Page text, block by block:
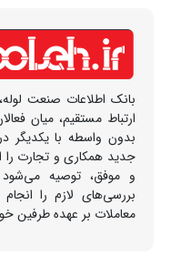
بانک اطلاعات صنعت
ارتباط مستقیم، میان
بدون واسطه با یکدیگر
جدید همکاری و تجارت را
و موفق، توصیه می‌شود
بررسی‌های لازم را
معاملات بر عهده طرفین